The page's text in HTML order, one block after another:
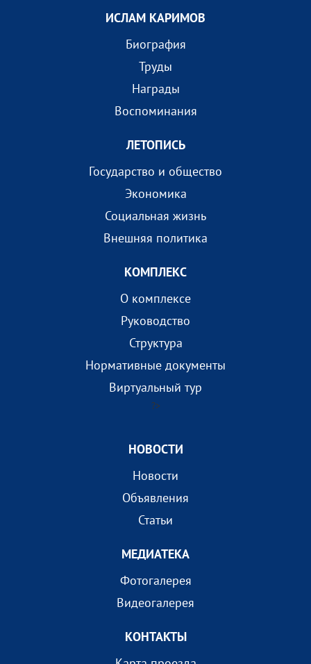
ИСЛАМ КАРИМОВ
Биография
Труды
Награды
Воспоминания
ЛЕТОПИСЬ
Государство и общество
Экономика
Социальная жизнь
Внешняя политика
КОМПЛEКС
О комплексе
Руководство
Структура
Нормативные документы
Виртуальный тур
?>
НОВОСТИ
Новости
Объявления
Статьи
МEДИАТEКА
Фотогалерея
Видеогалерея
КОНТАКТЫ